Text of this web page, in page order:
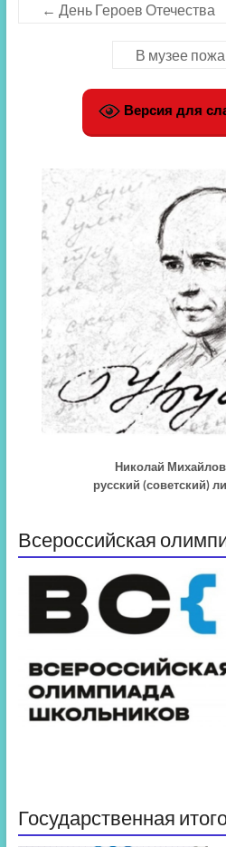
← День Героев Отечества
В музее
Версия для
Николай
русский (советский)
Всероссийская
Государственная